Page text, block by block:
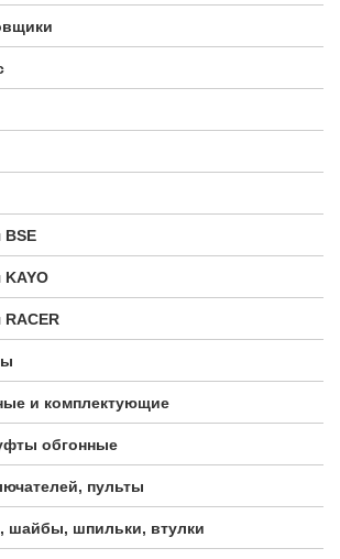
BSE
KAYO
и комплектующие
обгонные
пульты
шайбы, шпильки, втулки